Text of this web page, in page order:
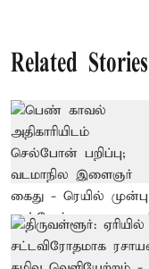
Related Stories